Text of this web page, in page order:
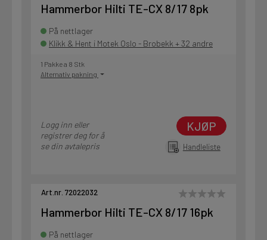
Hammerbor Hilti TE-CX 8/17 8pk
På nettlager
Klikk & Hent i Motek Oslo - Brobekk + 32 andre
1 Pakke a 8 Stk
Alternativ pakning
Logg inn eller
registrer deg for å
se din avtalepris
KJØP
Handleliste
Art.nr. 72022032
Hammerbor Hilti TE-CX 8/17 16pk
På nettlager